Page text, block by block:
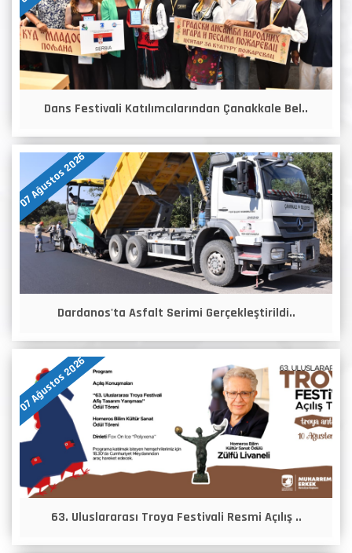
Dans Festivali Katılımcılarından Çanakkale Bel..
07 Ağustos 2026
Dardanos'ta Asfalt Serimi Gerçekleştirildi..
07 Ağustos 2026
63. Uluslararası Troya Festivali Resmi Açılış ..